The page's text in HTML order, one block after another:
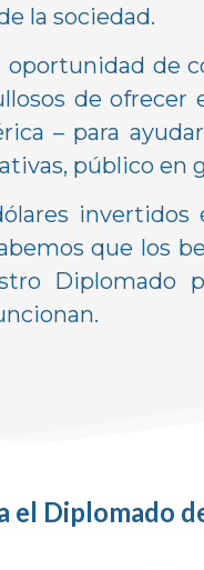
la sociedad.
oportunidad de
de
– para
público en
que los
Diplomado
el Diplomado